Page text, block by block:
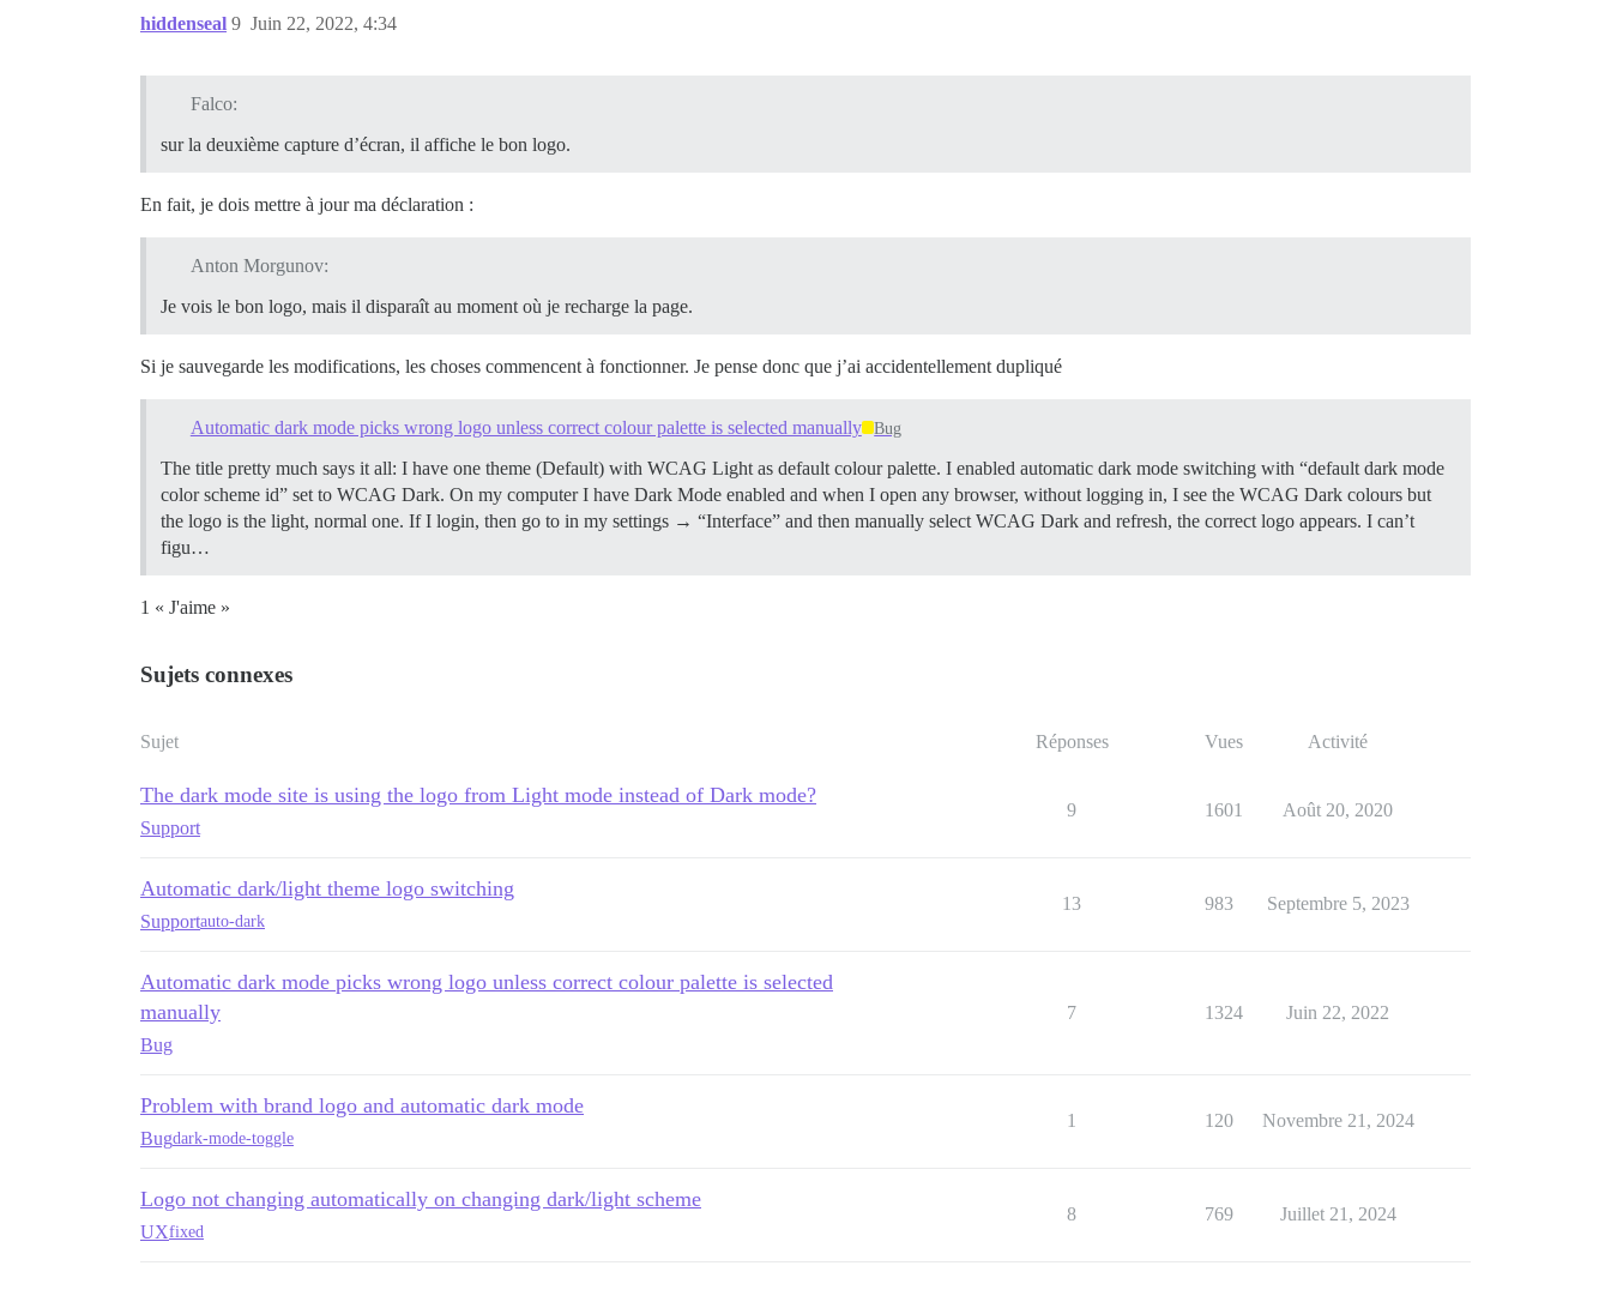
hiddenseal Juin 22, 2022, 4:34
9
Falco:
sur la deuxième capture d’écran, il affiche le bon logo.
En fait, je dois mettre à jour ma déclaration :
Anton Morgunov:
Je vois le bon logo, mais il disparaît au moment où je recharge la page.
Si je sauvegarde les modifications, les choses commencent à fonctionner. Je pense donc que j’ai accidentellement dupliqué
Automatic dark mode picks wrong logo unless correct colour palette is selected manually Bug
The title pretty much says it all: I have one theme (Default) with WCAG Light as default colour palette. I enabled automatic dark mode switching with “default dark mode
color scheme id” set to WCAG Dark. On my computer I have Dark Mode enabled and when I open any browser, without logging in, I see the WCAG Dark colours but
the logo is the light, normal one. If I login, then go to in my settings → “Interface” and then manually select WCAG Dark and refresh, the correct logo appears. I can’t
figu…
1 « J'aime »
Sujets connexes
Sujet Réponses Vues Activité
The dark mode site is using the logo from Light mode instead of Dark mode?
Support
9 1601 Août 20, 2020
Automatic dark/light theme logo switching
Supportauto-dark
13 983 Septembre 5, 2023
Automatic dark mode picks wrong logo unless correct colour palette is selected
manually
Bug
7 1324 Juin 22, 2022
Problem with brand logo and automatic dark mode
Bugdark-mode-toggle
1 120 Novembre 21, 2024
Logo not changing automatically on changing dark/light scheme
UXfixed
8 769 Juillet 21, 2024